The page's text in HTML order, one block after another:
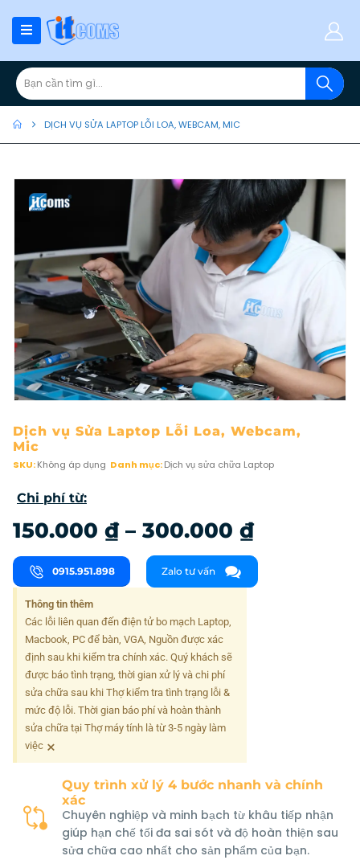
DỊCH VỤ SỬA LAPTOP LỖI LOA, WEBCAM, MIC
Dịch vụ Sửa Laptop Lỗi Loa, Webcam,
Mic
SKU:Không áp dụng Danh mục:Dịch vụ sửa chữa Laptop
Chi phí từ:
150.000 ₫ – 300.000 ₫
0915.951.898 Zalo tư vấn
Thông tin thêm
Các lỗi liên quan đến điện tử bo mạch Laptop,
Macbook, PC để bàn, VGA, Nguồn được xác
định sau khi kiểm tra chính xác. Quý khách sẽ
được báo tình trạng, thời gian xử lý và chi phí
sửa chữa sau khi Thợ kiểm tra tình trạng lỗi &
mức độ lỗi. Thời gian báo phí và hoàn thành
sửa chữa tại Thợ máy tính là từ 3-5 ngày làm
việc ×
Quy trình xử lý 4 bước nhanh và chính
xác
Chuyên nghiệp và minh bạch từ khâu tiếp nhận
giúp hạn chế tối đa sai sót và độ hoàn thiện sau
sửa chữa cao nhất cho sản phẩm của bạn.